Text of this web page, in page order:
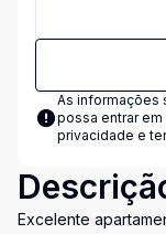
As informações
possa entrar
privacidade e
Excelente